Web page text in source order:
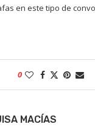
en este tipo de
0
MACÍAS